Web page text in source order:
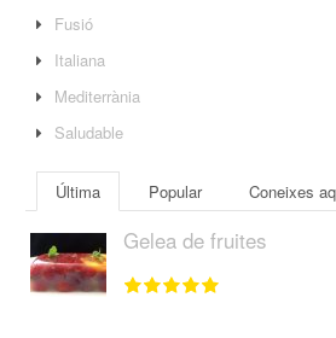
Fusió
Italiana
Mediterrània
Saludable
Última Popular Coneixes
Gelea de fruites